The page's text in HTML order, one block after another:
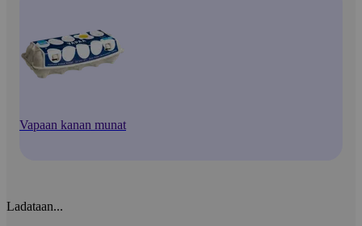
Vapaan kanan munat
Ladataan...